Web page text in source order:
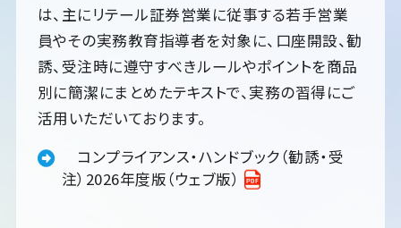
は、主にリテール証券営業に従事する若手営業
員やその実務教育指導者を対象に、口座開設、勧
誘、受注時に遵守すべきルールやポイントを商品
別に簡潔にまとめたテキストで、実務の習得にご
活用いただいております。
コンプライアンス・ハンドブック（勧誘・受
注）2026年度版（ウェブ版）